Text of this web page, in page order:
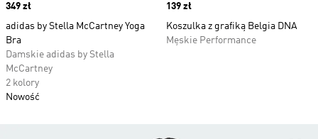
Price
349 zł
adidas by Stella McCartney Yoga
Bra
Damskie adidas by Stella
McCartney
2 kolory
Nowość
Price
139 zł
Koszulka z grafiką Belgia DNA
Męskie Performance